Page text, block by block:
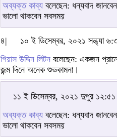
অব্যক্ত কাব্য বলেছেন: ধন্যবাদ
ভালো থাকবেন সবসময়
৪|
১০ ই ডিসেম্বর, ২০২১ সন্ধ্যা
গিয়াস উদ্দিন লিটন বলেছেন: একজন
জন্ম দিনে অনেক শুভকামনা।
১১ ই ডিসেম্বর, ২০২১ দুপুর ১২:৫১
অব্যক্ত কাব্য বলেছেন: ধন্যবাদ
ভালো থাকবেন সবসময়